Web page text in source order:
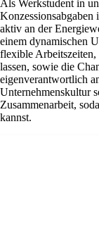
Als Werkstudent in
aktiv an der
einem dynamischen
flexible
lassen, sowie die
eigenverantwortlich
Unternehmenskultur
Zusammenarbeit,
kannst.